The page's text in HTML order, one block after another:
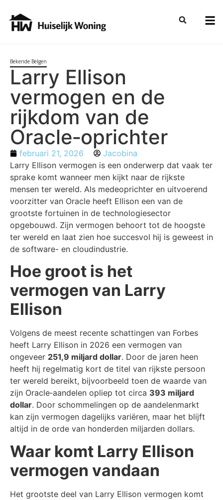
Bekende Belgen
Larry Ellison
vermogen en de
rijkdom van de
Oracle‑oprichter
februari 21, 2026
Jacobina
Larry Ellison vermogen is een onderwerp dat vaak ter
sprake komt wanneer men kijkt naar de rijkste
mensen ter wereld. Als medeoprichter en uitvoerend
voorzitter van Oracle heeft Ellison een van de
grootste fortuinen in de technologiesector
opgebouwd. Zijn vermogen behoort tot de hoogste
ter wereld en laat zien hoe succesvol hij is geweest in
de software- en cloudindustrie.
Hoe groot is het
vermogen van Larry
Ellison
Volgens de meest recente schattingen van Forbes
heeft Larry Ellison in 2026 een vermogen van
ongeveer 251,9 miljard dollar. Door de jaren heen
heeft hij regelmatig kort de titel van rijkste persoon
ter wereld bereikt, bijvoorbeeld toen de waarde van
zijn Oracle‑aandelen opliep tot circa 393 miljard
dollar. Door schommelingen op de aandelenmarkt
kan zijn vermogen dagelijks variëren, maar het blijft
altijd in de orde van honderden miljarden dollars.
Waar komt Larry Ellison
vermogen vandaan
Het grootste deel van Larry Ellison vermogen komt